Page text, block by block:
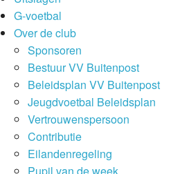
G-voetbal
Over de club
Sponsoren
Bestuur VV Buitenpost
Beleidsplan VV Buitenpost
Jeugdvoetbal Beleidsplan
Vertrouwenspersoon
Contributie
Eilandenregeling
Pupil van de week